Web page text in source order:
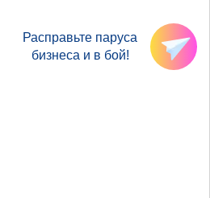
Расправьте паруса
бизнеса и в бой!